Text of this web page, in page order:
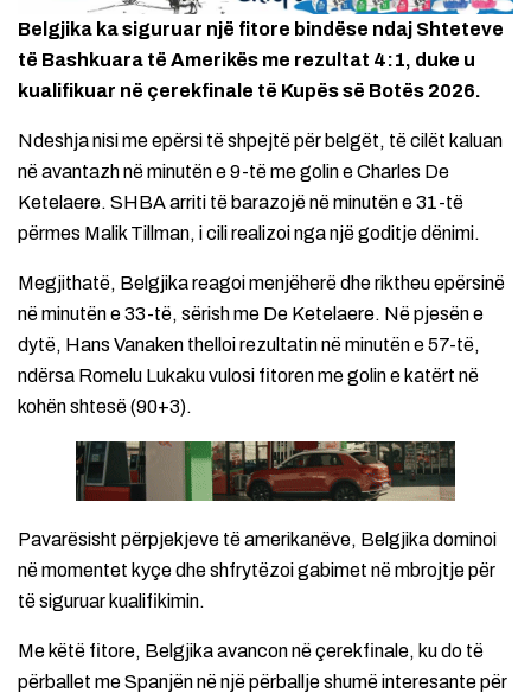
Belgjika ka siguruar një fitore bindëse ndaj Shteteve
të Bashkuara të Amerikës me rezultat 4:1, duke u
kualifikuar në çerekfinale të Kupës së Botës 2026.
Ndeshja nisi me epërsi të shpejtë për belgët, të cilët kaluan
në avantazh në minutën e 9-të me golin e Charles De
Ketelaere. SHBA arriti të barazojë në minutën e 31-të
përmes Malik Tillman, i cili realizoi nga një goditje dënimi.
Megjithatë, Belgjika reagoi menjëherë dhe riktheu epërsinë
në minutën e 33-të, sërish me De Ketelaere. Në pjesën e
dytë, Hans Vanaken thelloi rezultatin në minutën e 57-të,
ndërsa Romelu Lukaku vulosi fitoren me golin e katërt në
kohën shtesë (90+3).
Pavarësisht përpjekjeve të amerikanëve, Belgjika dominoi
në momentet kyçe dhe shfrytëzoi gabimet në mbrojtje për
të siguruar kualifikimin.
Me këtë fitore, Belgjika avancon në çerekfinale, ku do të
përballet me Spanjën në një përballje shumë interesante për